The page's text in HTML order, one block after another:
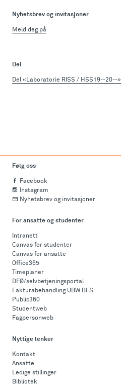
Nyhetsbrev og invitasjoner
Meld deg på
Del
Del «Laboratorie RISS / HSS19--20--»
Følg oss
Facebook
Instagram
Nyhetsbrev og invitasjoner
For ansatte og studenter
Intranett
Canvas for studenter
Canvas for ansatte
Office365
Timeplaner
DFØ/selvbetjeningsportal
Fakturabehandling UBW BFS
Public360
Studentweb
Fagpersonweb
Nyttige lenker
Kontakt
Ansatte
Ledige stillinger
Bibliotek